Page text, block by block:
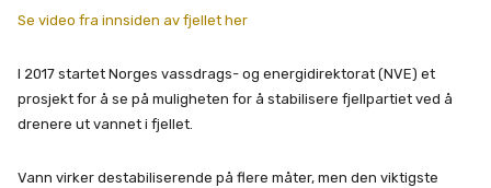
Se video fra innsiden av fjellet her
I 2017 startet Norges vassdrags- og energidirektorat (NVE) et
prosjekt for å se på muligheten for å stabilisere fjellpartiet ved å
drenere ut vannet i fjellet.
Vann virker destabiliserende på flere måter, men den viktigste